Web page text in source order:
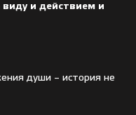
и действием и
души – история не